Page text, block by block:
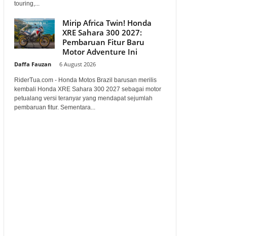
touring,...
Mirip Africa Twin! Honda
XRE Sahara 300 2027:
Pembaruan Fitur Baru
Motor Adventure Ini
Daffa Fauzan 6 August 2026
RiderTua.com - Honda Motos Brazil barusan merilis
kembali Honda XRE Sahara 300 2027 sebagai motor
petualang versi teranyar yang mendapat sejumlah
pembaruan fitur. Sementara...